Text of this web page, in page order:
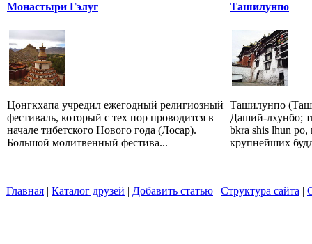
Монастыри Гэлуг
Цонгкхапа учредил ежегодный религиозный
фестиваль, который с тех пор проводится в
начале тибетского Нового года (Лосар).
Большой молитвенный фестива...
Ташилунпо
Ташилунпо
Даший-лхунбо;
bkra shis lhun
крупнейших
Главная | Каталог друзей | Добавить статью | Структура сайта |